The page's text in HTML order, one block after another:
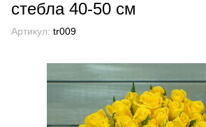
стебла 40-50 см
Артикул: tr009